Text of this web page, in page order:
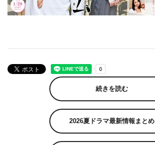
続きを読む
2026夏ドラマ最新情報まとめ